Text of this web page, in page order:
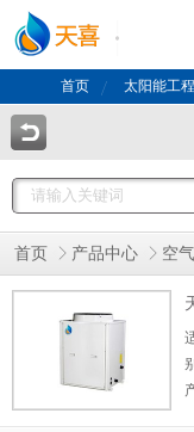
首页 太阳能工程
首页 产品中心 空